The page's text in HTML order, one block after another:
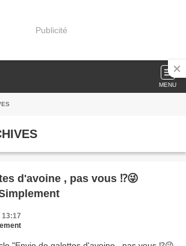
Publicité
MENU
d'avoine , pas vous ⁉️😜
13:17